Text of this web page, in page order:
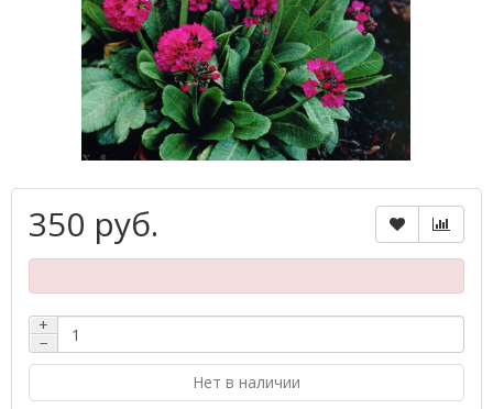
350 руб.
+
−
Нет в наличии